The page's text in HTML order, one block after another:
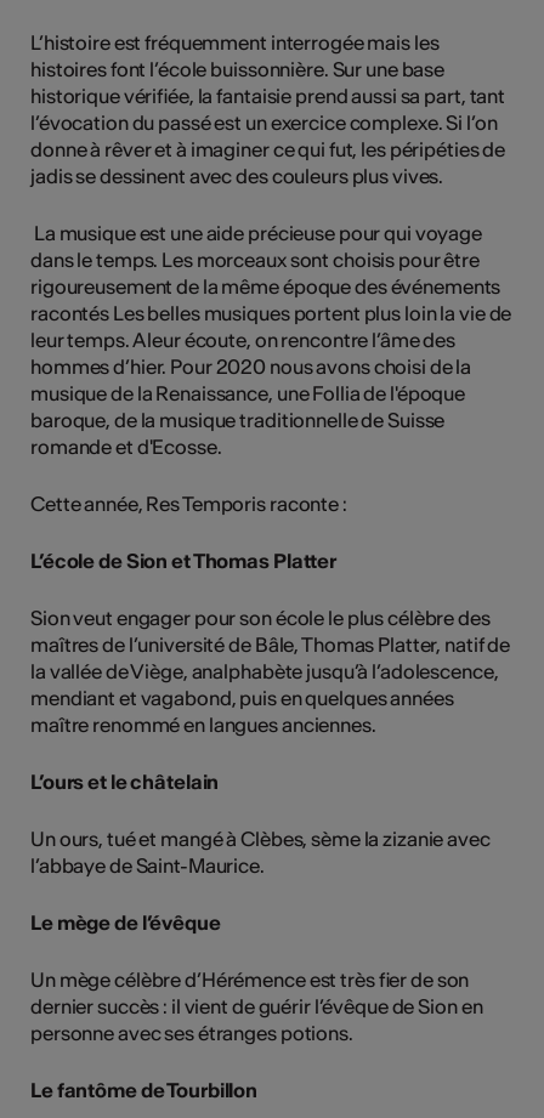
L’histoire est fréquemment interrogée mais les
histoires font l’école buissonnière. Sur une base
historique vérifiée, la fantaisie prend aussi sa part, tant
l’évocation du passé est un exercice complexe. Si l’on
donne à rêver et à imaginer ce qui fut, les péripéties de
jadis se dessinent avec des couleurs plus vives.
La musique est une aide précieuse pour qui voyage
dans le temps. Les morceaux sont choisis pour être
rigoureusement de la même époque des événements
racontés Les belles musiques portent plus loin la vie de
leur temps. A leur écoute, on rencontre l’âme des
hommes d’hier. Pour 2020 nous avons choisi de la
musique de la Renaissance, une Follia de l'époque
baroque, de la musique traditionnelle de Suisse
romande et d'Ecosse.
Cette année, Res Temporis raconte :
L’école de Sion et Thomas Platter
Sion veut engager pour son école le plus célèbre des
maîtres de l’université de Bâle, Thomas Platter, natif de
la vallée de Viège, analphabète jusqu’à l’adolescence,
mendiant et vagabond, puis en quelques années
maître renommé en langues anciennes.
L’ours et le châtelain
Un ours, tué et mangé à Clèbes, sème la zizanie avec
l’abbaye de Saint-Maurice.
Le mège de l’évêque
Un mège célèbre d’Hérémence est très fier de son
dernier succès : il vient de guérir l’évêque de Sion en
personne avec ses étranges potions.
Le fantôme de Tourbillon